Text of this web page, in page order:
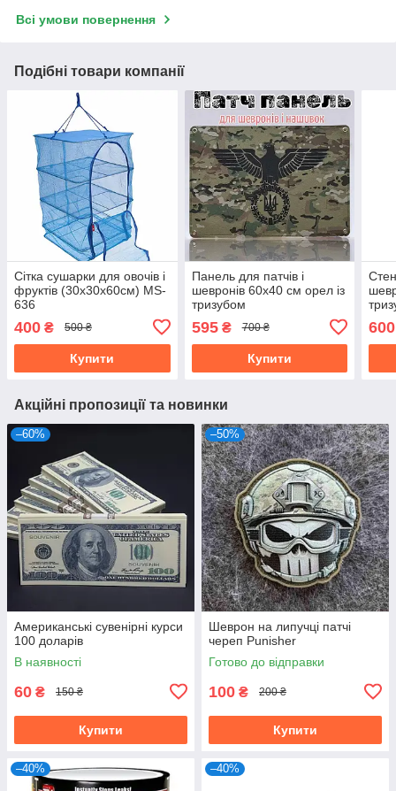
Всі умови повернення
Подібні товари компанії
Сітка сушарки для овочів і
фруктів (30х30х60см) MS-
636
400 ₴ 500 ₴
Купити
Панель для патчів і
шевронів 60х40 см орел із
тризубом
595₴ 700 ₴
Купити
600
Акційні пропозиції та новинки
–60%
Американські сувенірні курси
100 доларів
В наявності
60 ₴ 150 ₴
Купити
–50%
Шеврон на липучці патчі
череп Punisher
Готово до відправки
100 ₴ 200 ₴
Купити
–40% –40%